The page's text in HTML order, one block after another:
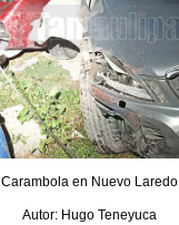
Carambola en Nuevo Laredo
Autor: Hugo Teneyuca